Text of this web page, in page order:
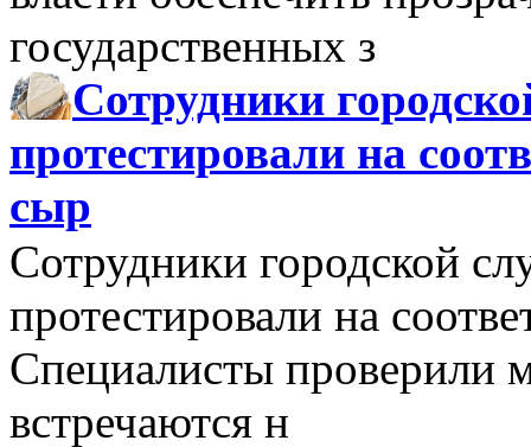
государственных з
Сотрудники
протестировали на
сыр
Сотрудники городской
протестировали на
Специалисты проверили
встречаются н